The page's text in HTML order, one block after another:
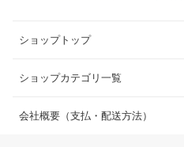
ショップトップ
ショップカテゴリ一覧
会社概要（支払・配送方法）